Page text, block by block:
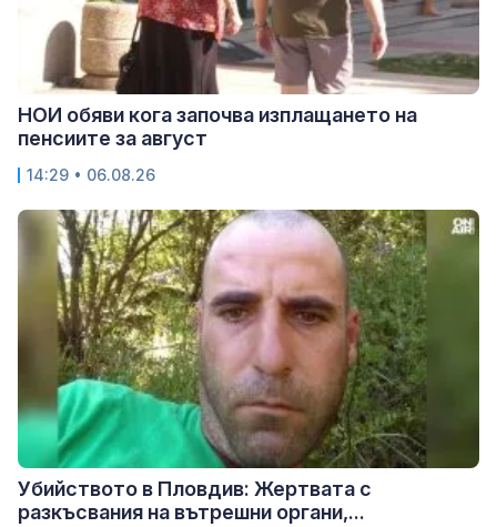
НОИ обяви кога започва изплащането на
пенсиите за август
14:29 • 06.08.26
Убийството в Пловдив: Жертвата с
разкъсвания на вътрешни органи,...